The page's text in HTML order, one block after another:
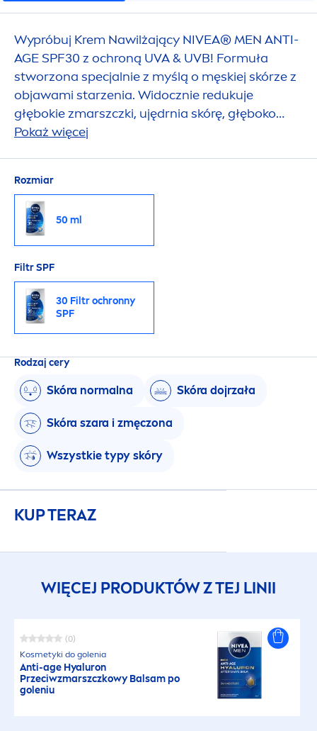
Wypróbuj Krem Nawilżający NIVEA®MEN ANTI-
AGE SPF30 z ochroną UVA & UVB! Formuła
stworzona specjalnie z myślą o męskiej skórze z
objawami starzenia. Widocznie redukuje
głębokie zmarszczki, ujędrnia skórę, głęboko
nawilża i poprawia jej kondycję.
Pokaż więcej
Rozmiar
50 ml
Filtr SPF
30 Filtr ochronny
SPF
Rodzaj cery
Skóra normalna Skóra dojrzała
Skóra szara i zmęczona
Wszystkie typy skóry
KUP TERAZ
WIĘCEJ PRODUKTÓW Z TEJ LINII
(0)
Kosmetyki do golenia
Anti-age Hyaluron
Przeciwzmarszczkowy Balsam po
goleniu